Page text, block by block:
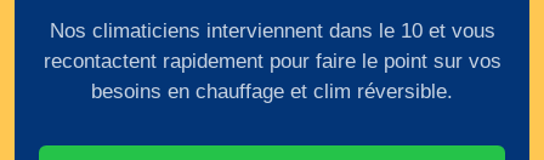
Nos climaticiens interviennent dans le 10 et vous
recontactent rapidement pour faire le point sur vos
besoins en chauffage et clim réversible.